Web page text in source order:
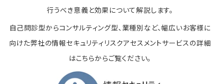
行うべき意義と効果について解説します。
自己問診型からコンサルティング型、業種別など、幅広いお客様に
向けた弊社の情報セキュリティリスクアセスメントサービスの詳細
はこちらからご覧ください。